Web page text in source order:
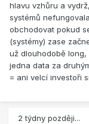
hlavu vzhůru a
systémů
obchodovat pokud
(systémy) zase
už dlouhodobě
jedna data za
= ani velcí investoři
2 týdny později...